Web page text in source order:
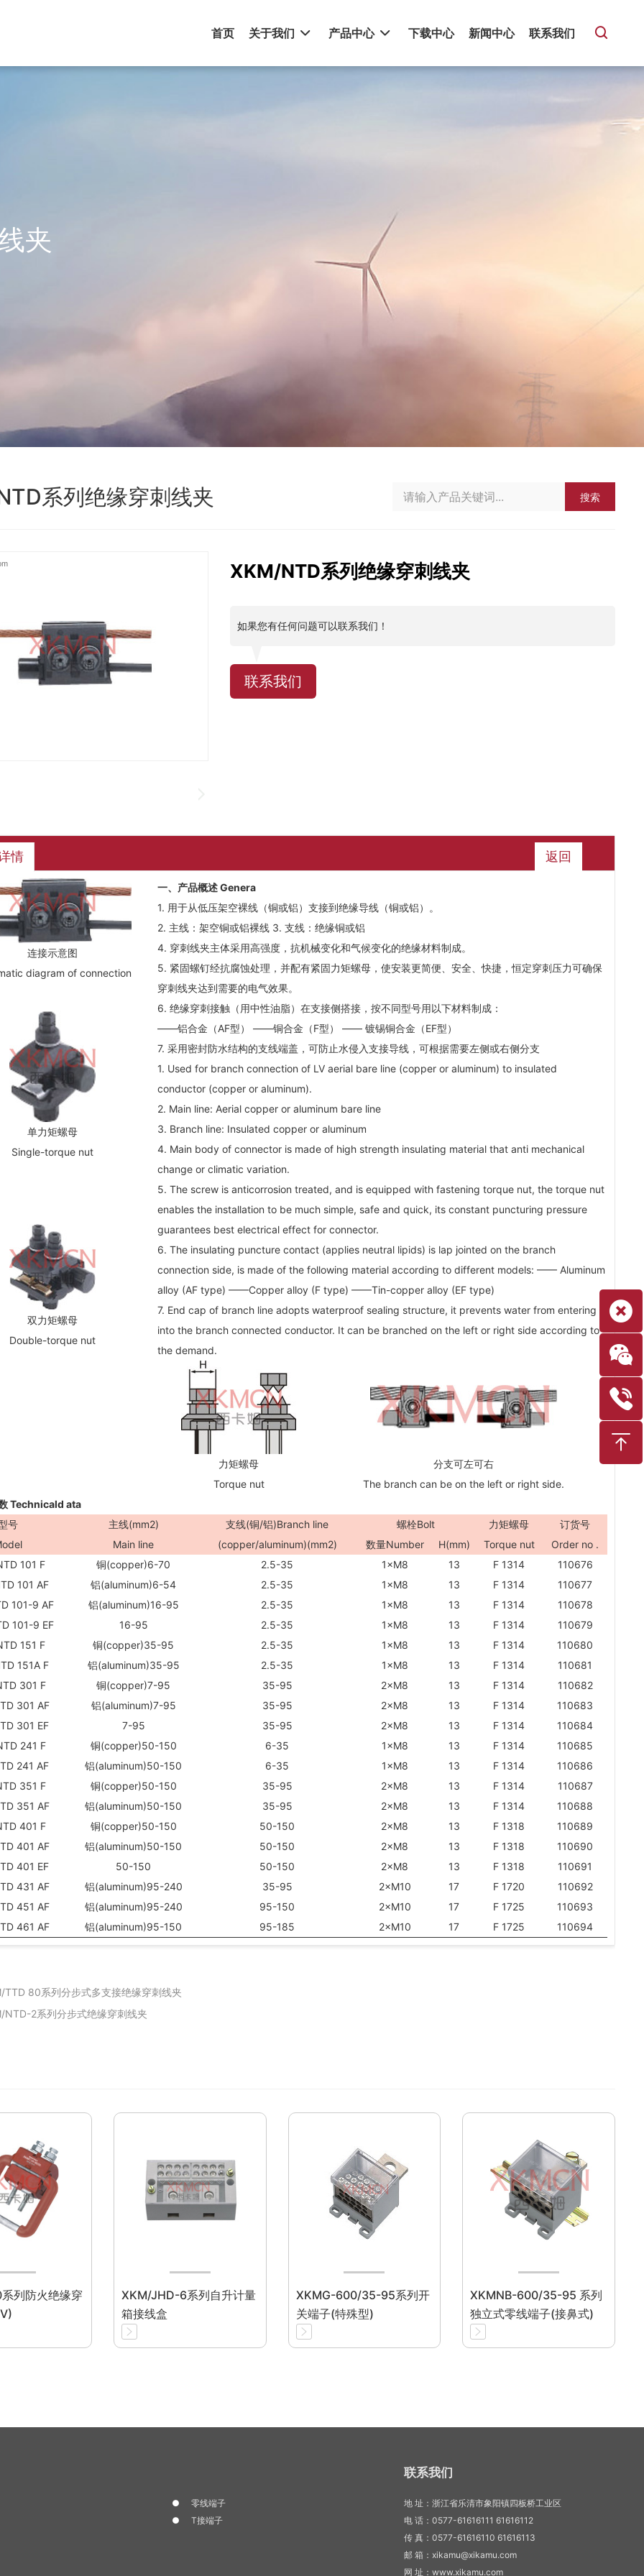
首页 关于我们 产品中心 下载中心 新闻中心 联系我们
夹
系列绝缘穿刺线夹 搜索
XKM/NTD系列绝缘穿刺线夹
如果您有任何问题可以联系我们！
联系我们
情 返回
连接示意图
diagram of connection
单力矩螺母
Single-torque nut
双力矩螺母
Double-torque nut
一、产品概述 Genera
1. 用于从低压架空裸线（铜或铝）支接到绝缘导线（铜或铝）。
2. 主线：架空铜或铝裸线 3. 支线：绝缘铜或铝
4. 穿刺线夹主体采用高强度，抗机械变化和气候变化的绝缘材料制成。
5. 紧固螺钉经抗腐蚀处理，并配有紧固力矩螺母，使安装更简便、安全、快捷，恒定穿刺压力可确保
穿刺线夹达到需要的电气效果。
6. 绝缘穿刺接触（用中性油脂）在支接侧搭接，按不同型号用以下材料制成：
——铝合金（AF型） ——铜合金（F型） —— 镀锡铜合金（EF型）
7. 采用密封防水结构的支线端盖，可防止水侵入支接导线，可根据需要左侧或右侧分支
1. Used for branch connection of LV aerial bare line (copper or aluminum) to insulated
conductor (copper or aluminum).
2. Main line: Aerial copper or aluminum bare line
3. Branch line: Insulated copper or aluminum
4. Main body of connector is made of high strength insulating material that anti mechanical
change or climatic variation.
5. The screw is anticorrosion treated, and is equipped with fastening torque nut, the torque nut
enables the installation to be much simple, safe and quick, its constant puncturing pressure
guarantees best electrical effect for connector.
6. The insulating puncture contact (applies neutral lipids) is lap jointed on the branch
connection side, is made of the following material according to different models: —— Aluminum
alloy (AF type) ——Copper alloy (F type) ——Tin-copper alloy (EF type)
7. End cap of branch line adopts waterproof sealing structure, it prevents water from entering
into the branch connected conductor. It can be branched on the left or right side according to
the demand.
力矩螺母
Torque nut
分支可左可右
The branch can be on the left or right side.
Technicald ata
号
主线(mm2)
Main line
支线(铜/铝)Branch line
(copper/aluminum)(mm2)
螺栓Bolt
力矩螺母
Torque nut
订货号
Order no .
数量Number
H(mm)
101 F
铜(copper)6-70 2.5-35 1×M8 13 F 1314
110676
101 AF
铝(aluminum)6-54 2.5-35 1×M8 13 F 1314
110677
101-9 AF
铝(aluminum)16-95 2.5-35 1×M8 13 F 1314
110678
101-9 EF
16-95 2.5-35 1×M8 13 F 1314
110679
151 F
铜(copper)35-95 2.5-35 1×M8 13 F 1314
110680
151A F
铝(aluminum)35-95 2.5-35 1×M8 13 F 1314
110681
301 F
铜(copper)7-95 35-95 2×M8 13 F 1314
110682
301 AF
铝(aluminum)7-95 35-95 2×M8 13 F 1314
110683
301 EF
7-95 35-95 2×M8 13 F 1314
110684
241 F
铜(copper)50-150 6-35 1×M8 13 F 1314
110685
241 AF
铝(aluminum)50-150 6-35 1×M8 13 F 1314
110686
351 F
铜(copper)50-150 35-95 2×M8 13 F 1314
110687
351 AF
铝(aluminum)50-150 35-95 2×M8 13 F 1314
110688
401 F
铜(copper)50-150 50-150 2×M8 13 F 1318
110689
401 AF
铝(aluminum)50-150 50-150 2×M8 13 F 1318
110690
401 EF
50-150 50-150 2×M8 13 F 1318
110691
431 AF
铝(aluminum)95-240 35-95 2×M10 17 F 1720
110692
451 AF
铝(aluminum)95-240 95-150 2×M10 17 F 1725
110693
461 AF
铝(aluminum)95-150 95-185 2×M10 17 F 1725 110694
TTD 80系列分步式多支接绝缘穿刺线夹
NTD-2系列分步式绝缘穿刺线夹
列防火绝缘穿
XKM/JHD-6系列自升计量
箱接线盒
XKMG-600/35-95系列开
关端子(特殊型)
XKMNB-600/35-95 系列
独立式零线端子(接鼻式)
零线端子
T接端子
联系我们
地 址：浙江省乐清市象阳镇四板桥工业区
电 话：0577-61616111 61616112
传 真：0577-61616110 61616113
邮 箱：xikamu@xikamu.com
网 址：www.xikamu.com